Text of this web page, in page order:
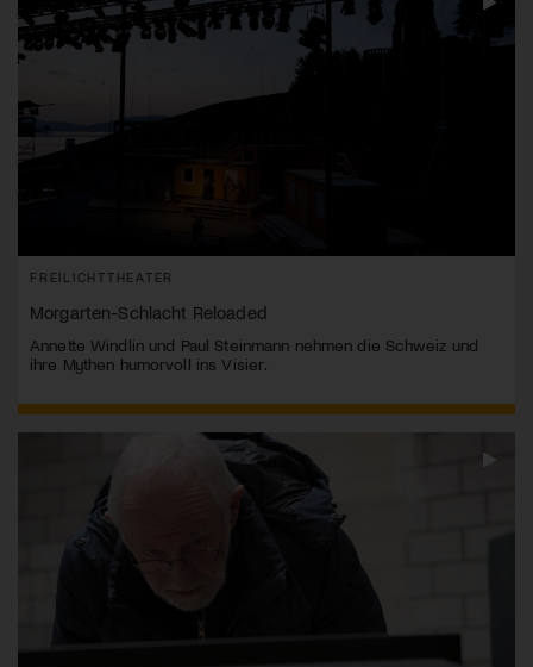
FREILICHTTHEATER
Morgarten-Schlacht Reloaded
Annette Windlin und Paul Steinmann nehmen die Schweiz und
ihre Mythen humorvoll ins Visier.